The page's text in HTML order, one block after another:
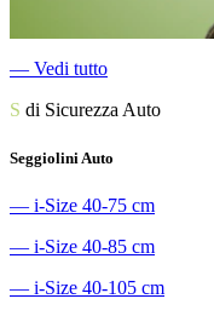
― Vedi tutto
S di Sicurezza Auto
Seggiolini Auto
― i-Size 40-75 cm
― i-Size 40-85 cm
― i-Size 40-105 cm